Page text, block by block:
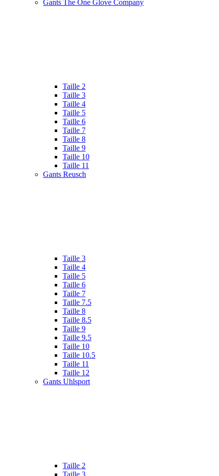
Gants The One Glove Company
Taille 2
Taille 3
Taille 4
Taille 5
Taille 6
Taille 7
Taille 8
Taille 9
Taille 10
Taille 11
Gants Reusch
Taille 3
Taille 4
Taille 5
Taille 6
Taille 7
Taille 7.5
Taille 8
Taille 8.5
Taille 9
Taille 9.5
Taille 10
Taille 10.5
Taille 11
Taille 12
Gants Uhlsport
Taille 2
Taille 3